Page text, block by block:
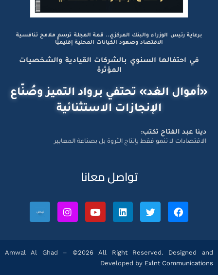
برعاية رئيس الوزراء والبنك المركزي.. قمة المجلة ترسم ملامح تنافسية
الاقتصاد وصعود الكيانات المحلية إقليميًّا
في احتفالها السنوي بالشركات القيادية والشخصيات
المؤثرة
«أموال الغد» تحتفي برواد التميز وصُنّاع
الإنجازات الاستثنائية
دينا عبد الفتاح تكتب:
الاقتصادات لا تنمو فقط بإنتاج الثروة بل بصناعة المعايير
تواصل معانا
Amwal Al Ghad – ©2026 All Right Reserved. Designed and
Developed by Exlnt Communications